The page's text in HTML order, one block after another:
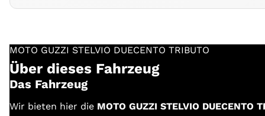
MOTO GUZZI STELVIO DUECENTO TRIBUTO
Über dieses Fahrzeug
Das Fahrzeug
Wir bieten hier die MOTO GUZZI STELVIO DUECENTO